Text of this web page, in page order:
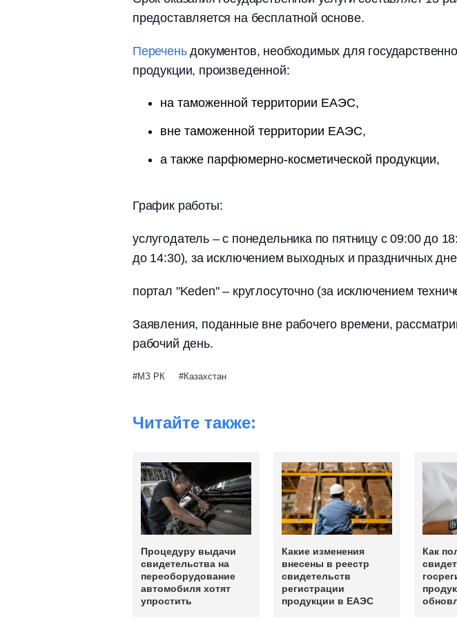
предоставляется на бесплатной основе.
Переченьдокументов, необходимых для
продукции, произведенной:
на таможенной территории ЕАЭС,
вне таможенной территории ЕАЭС,
а также парфюмерно-косметической продукции,
График работы:
услугодатель – с понедельника по пятницу с 09:00 до
до 14:30), за исключением выходных и праздничных
портал "Keden" – круглосуточно (за исключением
Заявления, поданные вне рабочего времени,
рабочий день.
МЗ РК Казахстан
Читайте также:
Процедуру выдачи
свидетельства на
переоборудование
автомобиля хотят
упростить
Какие изменения
внесены в реестр
свидетельств
регистрации
продукции в ЕАЭС
Как